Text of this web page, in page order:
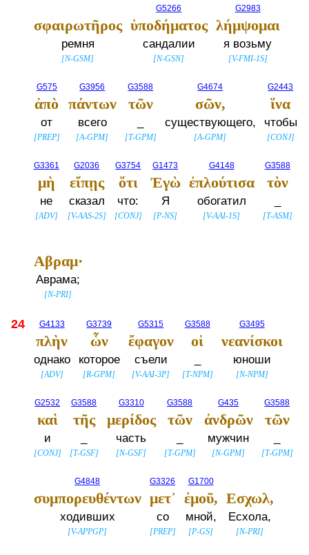
σφαιρωτῆρος
ремня
[N-GSM]
G5266
ὑποδήματος
сандалии
[N-GSN]
G2983
λήμψομαι
я возьму
[V-FMI-1S]
G575
ἀπὸ
от
[PREP]
G3956
πάντων
всего
[A-GPM]
G3588
τῶν
[T-GPM]
G4674
σῶν,
существующего,
[A-GPM]
G2443
ἵνα
чтобы
[CONJ]
G3361
μὴ
не
[ADV]
G2036
εἴπῃς
сказал
[V-AAS-2S]
G3754
ὅτι
что:
[CONJ]
G1473
Ἐγὼ
Я
[P-NS]
G4148
ἐπλούτισα
обогатил
[V-AAI-1S]
G3588
τὸν
[T-ASM]
Αβραμ·
Аврама;
[N-PRI]
24 G4133
πλὴν
однако
[ADV]
G3739
ὧν
которое
[R-GPM]
G5315
ἔφαγον
съели
[V-AAI-3P]
G3588
οἱ
[T-NPM]
G3495
νεανίσκοι
юноши
[N-NPM]
G2532
καὶ
и
[CONJ]
G3588
τῆς
[T-GSF]
G3310
μερίδος
часть
[N-GSF]
G3588
τῶν
[T-GPM]
G435
ἀνδρῶν
мужчин
[N-GPM]
G3588
τῶν
[T-GPM]
G4848
συμπορευθέντων
ходивших
[V-APPGP]
G3326
μετ᾽
со
[PREP]
G1700
ἐμοῦ,
мной,
[P-GS]
Εσχωλ,
Есхола,
[N-PRI]